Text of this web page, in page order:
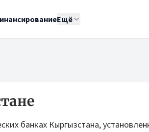
Ещё
банках Кыргызстана,